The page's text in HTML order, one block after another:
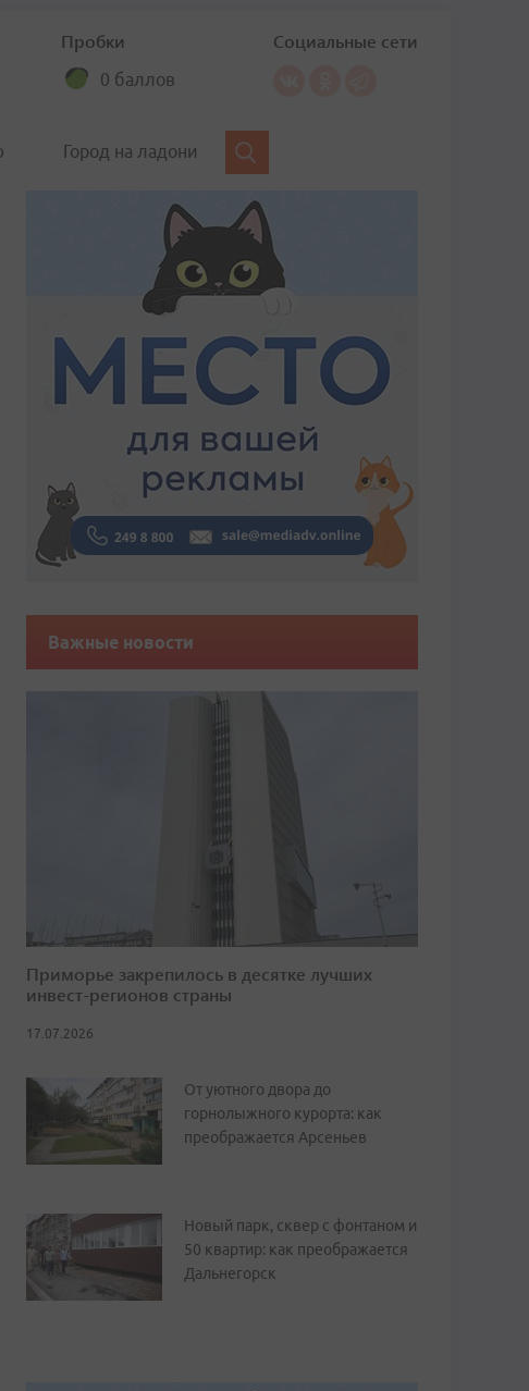
Пробки
0 баллов
Социальные сети
Город на ладони
Важные новости
Приморье закрепилось в десятке лучших
инвест-регионов страны
17.07.2026
От уютного двора до
горнолыжного курорта: как
преображается Арсеньев
Новый парк, сквер с фонтаном и
50 квартир: как преображается
Дальнегорск